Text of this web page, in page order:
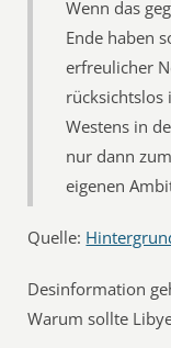
Wenn das
Ende haben
erfreulicher
rücksichtslos
Westens in
nur dann
eigenen
Quelle:
Desinformation
Warum sollte